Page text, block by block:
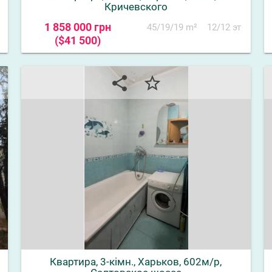
Кричевского
1 858 000 грн
($41 500)
45/19/19 m² 12/12 эт
share star_border
Квартира, 3-кімн., Харьков, 602м/р,